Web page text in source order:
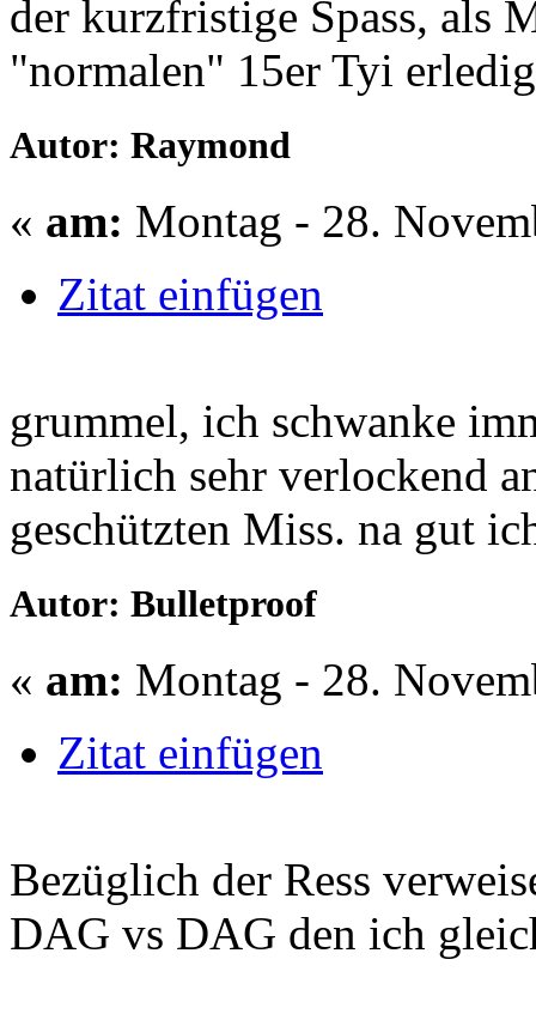
der kurzfristige Spass, als
"normalen" 15er Tyi
Autor: Raymond
« am: Montag - 28.
Zitat einfügen
grummel, ich schwanke
natürlich sehr verlockend
geschützten Miss. na gut
Autor: Bulletproof
« am: Montag - 28.
Zitat einfügen
Bezüglich der Ress
DAG vs DAG den ich